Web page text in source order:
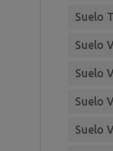
Suelo
Suelo
Suelo
Suelo
Suelo